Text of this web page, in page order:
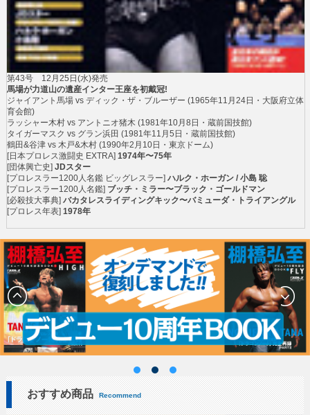
第43号12月25日(水)発売
馬場が力道山の遺産インター王座を初戴冠!
ジャイアント馬場 vs ディック・ザ・ブルーザー (1965年11月24日・大阪府立体
育会館)
ラッシャー木村 vs アントニオ猪木 (1981年10月8日・蔵前国技館)
タイガーマスク vs グラン浜田 (1981年11月5日・蔵前国技館)
鶴田&谷津 vs 木戸&木村 (1990年2月10日・東京ドーム)
[日本プロレス激闘史 EXTRA] 1974年〜75年
[団体興亡史] JDスター
[プロレスラー1200人名鑑 ビッグレスラー] ハルク・ホーガン / 小島 聡
[プロレスラー1200人名鑑] ブッチ・ミラー〜ブラック・ゴールドマン
[必殺技大事典] バカタレスライディングキック〜バミューダ・トライアングル
[プロレス年表] 1978年
おすすめ商品 Recommend